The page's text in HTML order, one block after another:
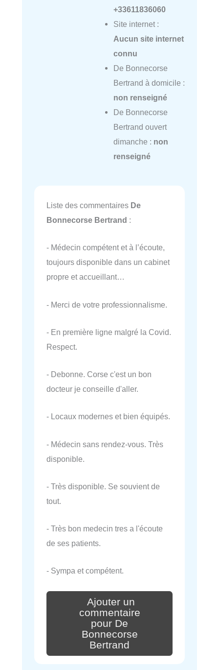
+33611836060
Site internet :
Aucun site internet
connu
De Bonnecorse
Bertrand à domicile :
non renseigné
De Bonnecorse
Bertrand ouvert
dimanche : non
renseigné
Liste des commentaires De
Bonnecorse Bertrand :
- Médecin compétent et à l’écoute,
toujours disponible dans un cabinet
propre et accueillant…
- Merci de votre professionnalisme.
- En première ligne malgré la Covid.
Respect.
- Debonne. Corse c'est un bon
docteur je conseille d'aller.
- Locaux modernes et bien équipés.
- Médecin sans rendez-vous. Très
disponible.
- Très disponible. Se souvient de
tout.
- Très bon medecin tres a l'écoute
de ses patients.
- Sympa et compétent.
Ajouter un
commentaire
pour De
Bonnecorse
Bertrand